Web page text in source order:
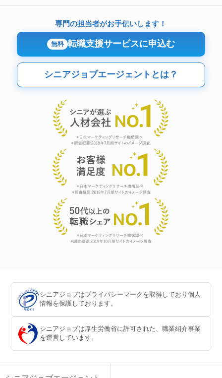
専門の担当者がお手伝いします！
無料 転職支援サービスに申込む
シニアジョブエージェントとは？
シニアジョブはプライバシーマークを取得しており個人
情報を保護しております。
シニアジョブは厚生労働省に許可された、職業紹介事業
を運営しています。